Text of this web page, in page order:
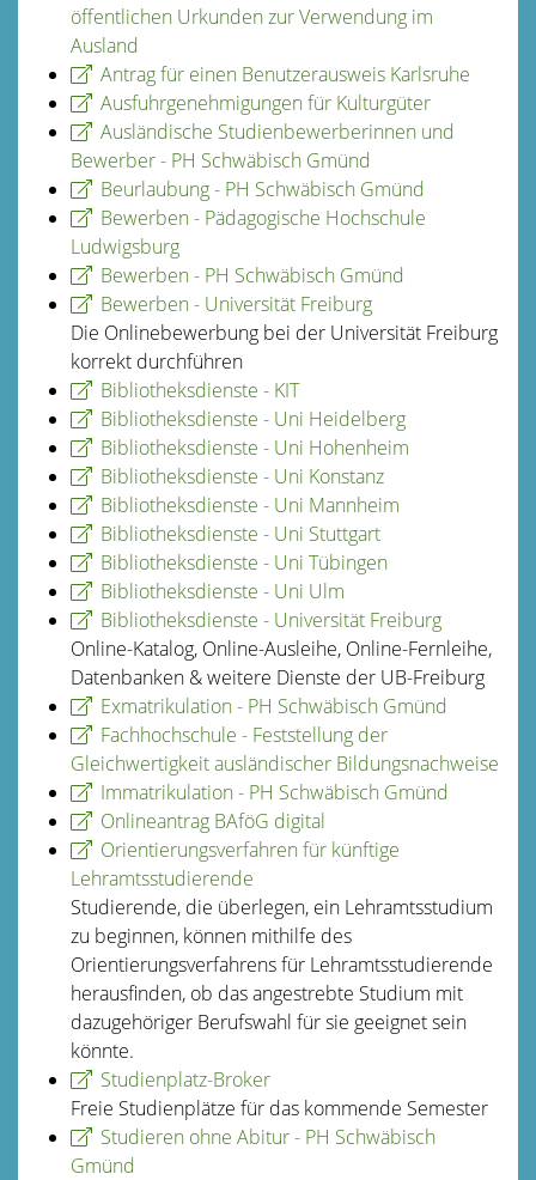
öffentlichen Urkunden zur Verwendung im
Ausland
Antrag für einen Benutzerausweis Karlsruhe
Ausfuhrgenehmigungen für Kulturgüter
Ausländische Studienbewerberinnen und
Bewerber - PH Schwäbisch Gmünd
Beurlaubung - PH Schwäbisch Gmünd
Bewerben - Pädagogische Hochschule
Ludwigsburg
Bewerben - PH Schwäbisch Gmünd
Bewerben - Universität Freiburg
Die Onlinebewerbung bei der Universität Freiburg
korrekt durchführen
Bibliotheksdienste - KIT
Bibliotheksdienste - Uni Heidelberg
Bibliotheksdienste - Uni Hohenheim
Bibliotheksdienste - Uni Konstanz
Bibliotheksdienste - Uni Mannheim
Bibliotheksdienste - Uni Stuttgart
Bibliotheksdienste - Uni Tübingen
Bibliotheksdienste - Uni Ulm
Bibliotheksdienste - Universität Freiburg
Online-Katalog, Online-Ausleihe, Online-Fernleihe,
Datenbanken & weitere Dienste der UB-Freiburg
Exmatrikulation - PH Schwäbisch Gmünd
Fachhochschule - Feststellung der
Gleichwertigkeit ausländischer Bildungsnachweise
Immatrikulation - PH Schwäbisch Gmünd
Onlineantrag BAföG digital
Orientierungsverfahren für künftige
Lehramtsstudierende
Studierende, die überlegen, ein Lehramtsstudium
zu beginnen, können mithilfe des
Orientierungsverfahrens für Lehramtsstudierende
herausfinden, ob das angestrebte Studium mit
dazugehöriger Berufswahl für sie geeignet sein
könnte.
Studienplatz-Broker
Freie Studienplätze für das kommende Semester
Studieren ohne Abitur - PH Schwäbisch
Gmünd